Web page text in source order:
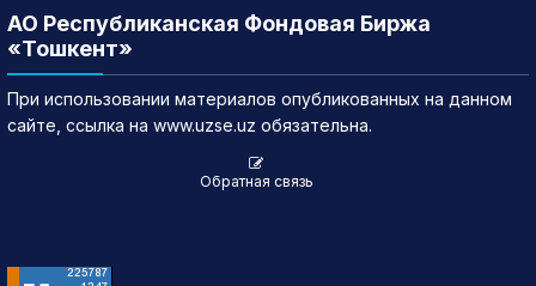
АО Республиканская Фондовая Биржа
«Тошкент»
При использовании материалов опубликованных на данном
сайте, ссылка на www.uzse.uz обязательна.
Обратная связь